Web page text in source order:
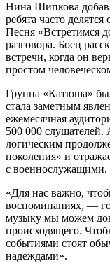
Нина Шипкова
ребята часто
Песня «Встретимся
разговора. Боец
встречи, когда он
простом
Группа «Катюша»
стала заметным
ежемесячная
500 000
логическим
поколения» и
с военнослужащими.
«Для нас важно,
воспоминаниях, —
музыку мы можем
происходящего.
событиями стоят
надеждами».